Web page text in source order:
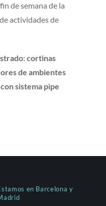
de semana de la
actividades de
cortinas
de ambientes
sistema pipe
en Barcelona y